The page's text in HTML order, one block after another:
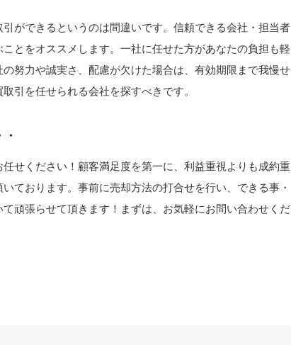
ができるというのは間違いです。信頼できる会社・担当者
とをオススメします。一社に任せた方があなたの負担も軽
努力や誠実さ、配慮が欠けた場合は、有効期限まで我慢せ
引を任せられる会社を探すべきです。
せください！顧客満足度を第一に、利益重視よりも成約重
ております。事前に売却方法の打合せを行い、できる事・
頑張らせて頂きます！まずは、お気軽にお問い合わせくだ